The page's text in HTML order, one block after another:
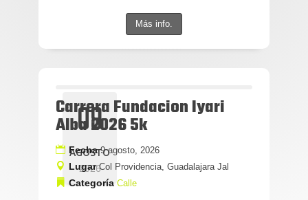
Más info.
09
AGOSTO
2026
Carrera Fundacion Iyari
Alba 2026 5k
Fecha9 agosto, 2026
LugarCol Providencia, Guadalajara Jal
Categoría Calle